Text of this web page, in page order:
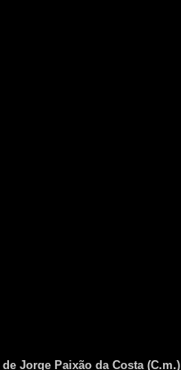
de Jorge Paixão da Costa (C.m.)